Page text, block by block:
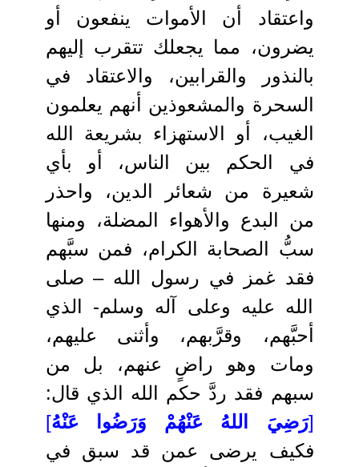
واعتقاد أن الأموات ينفعون أو
يضرون، مما يجعلك تتقرب إليهم
بالنذور والقرابين، والاعتقاد في
السحرة والمشعوذين أنهم يعلمون
الغيب، أو الاستهزاء بشريعة الله
في الحكم بين الناس، أو بأي
شعيرة من شعائر الدين، واحذر
من البدع والأهواء المضلة، ومنها
سبُّ الصحابة الكرام، فمن سبَّهم
فقد غمز في رسول الله – صلى
الله عليه وعلى آله وسلم- الذي
أحبَّهم، وقرَّبهم، وأثنى عليهم،
ومات وهو راضٍ عنهم، بل من
سبهم فقد ردَّ حكم الله الذي قال:
[رَضِيَ اللهُ عَنْهُمْ وَرَضُوا عَنْهُ]
فكيف يرضى عمن قد سبق في